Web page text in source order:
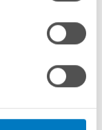
Anfrageformular